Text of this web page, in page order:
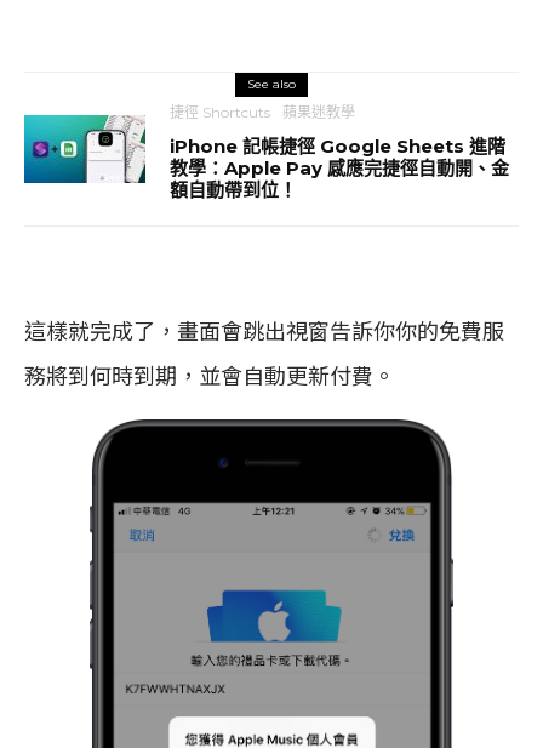
See also
捷徑 Shortcuts 蘋果迷教學
iPhone 記帳捷徑 Google Sheets 進階
教學：Apple Pay 感應完捷徑自動開、金
額自動帶到位！
這樣就完成了，畫面會跳出視窗告訴你你的免費服
務將到何時到期，並會自動更新付費。